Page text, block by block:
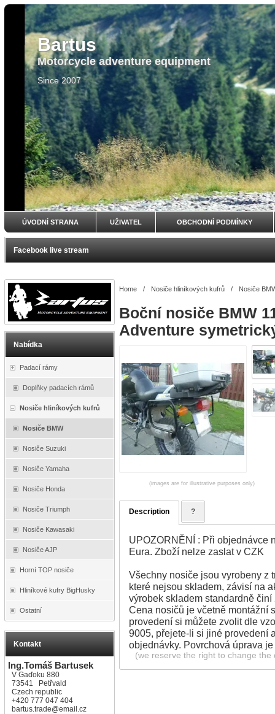
Bartus
Motorcycle adventure equipment
Since 2007
ÚVODNÍ STRANA UŽIVATEL OBCHODNÍ PODMÍNKY
Facebook live stream
Nabídka
Padací rámy
Doplňky padacích rámů
Nosiče hliníkových kufrů
Nosiče BMW
Nosiče Suzuki
Nosiče Yamaha
Nosiče Honda
Nosiče Triumph
Nosiče Kawasaki
Nosiče AJP
Horní TOP nosiče
Hliníkové kufry BigHusky
Ostatní
Kontakt
Ing.Tomáš Bartusek
V Gaďoku 880
73541 Petřvald
Czech republic
+420 777 047 404
bartus.trade@email.cz
Home / Nosiče hliníkových kufrů / Nosiče
Boční nosiče BMW
Adventure
(images are for illustrative purposes only)
Description ?
UPOZORNĚNÍ : Při objednávce
Eura. Zboží nelze zaslat v CZK
Všechny nosiče jsou vyrobeny z
které nejsou skladem, závisí na
výrobek skladem standardně
Cena nosičů je včetně montážní
provedení si můžete zvolit dle
9005, přejete-li si jiné provedení
objednávky. Povrchová úprava
(we reserve the right to change